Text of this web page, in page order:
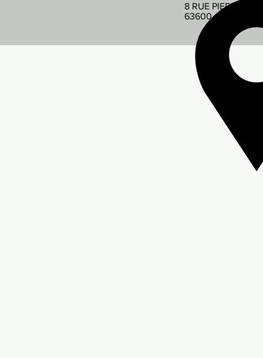
8 RUE PIERRE DE
63600 AMBERT